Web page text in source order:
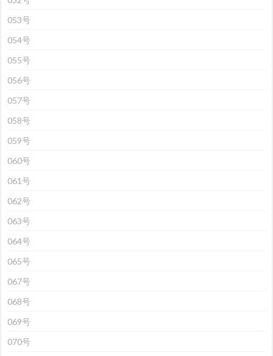
053号
054号
055号
056号
057号
058号
059号
060号
061号
062号
063号
064号
065号
067号
068号
069号
070号